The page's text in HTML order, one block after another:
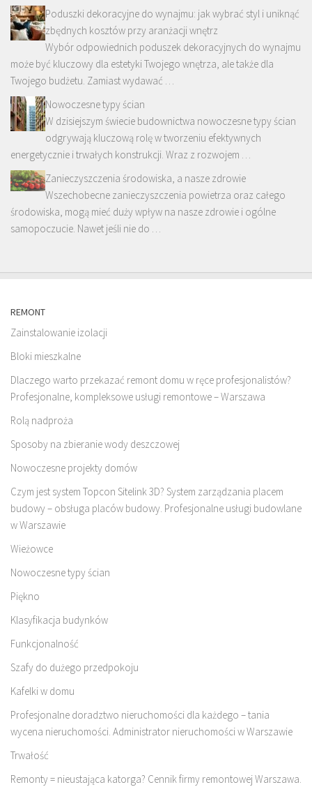
Poduszki dekoracyjne do wynajmu: jak wybrać styl i uniknąć
zbędnych kosztów przy aranżacji wnętrz
Wybór odpowiednich poduszek dekoracyjnych do wynajmu
może być kluczowy dla estetyki Twojego wnętrza, ale także dla
Twojego budżetu. Zamiast wydawać …
Nowoczesne typy ścian
W dzisiejszym świecie budownictwa nowoczesne typy ścian
odgrywają kluczową rolę w tworzeniu efektywnych
energetycznie i trwałych konstrukcji. Wraz z rozwojem …
Zanieczyszczenia środowiska, a nasze zdrowie
Wszechobecne zanieczyszczenia powietrza oraz całego
środowiska, mogą mieć duży wpływ na nasze zdrowie i ogólne
samopoczucie. Nawet jeśli nie do …
REMONT
Zainstalowanie izolacji
Bloki mieszkalne
Dlaczego warto przekazać remont domu w ręce profesjonalistów?
Profesjonalne, kompleksowe usługi remontowe – Warszawa
Rolą nadproża
Sposoby na zbieranie wody deszczowej
Nowoczesne projekty domów
Czym jest system Topcon Sitelink 3D? System zarządzania placem
budowy – obsługa placów budowy. Profesjonalne usługi budowlane
w Warszawie
Wieżowce
Nowoczesne typy ścian
Piękno
Klasyfikacja budynków
Funkcjonalność
Szafy do dużego przedpokoju
Kafelki w domu
Profesjonalne doradztwo nieruchomości dla każdego – tania
wycena nieruchomości. Administrator nieruchomości w Warszawie
Trwałość
Remonty = nieustająca katorga? Cennik firmy remontowej Warszawa.